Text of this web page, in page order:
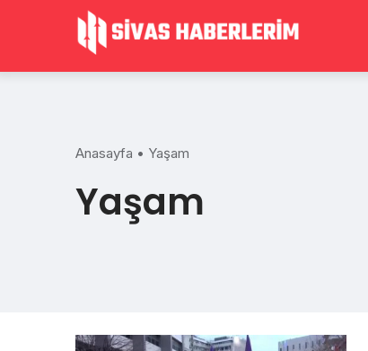
Anasayfa • Yaşam
Yaşam